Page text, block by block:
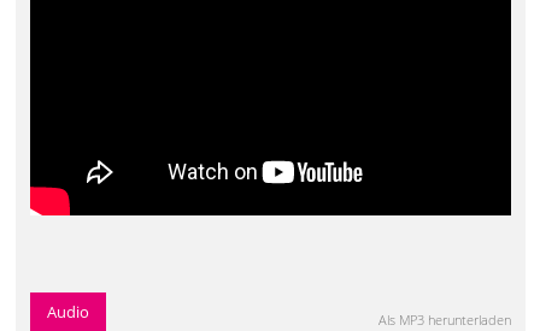
Audio Als MP3 herunterladen